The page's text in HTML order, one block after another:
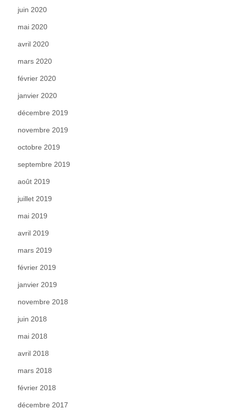
juin 2020
mai 2020
avril 2020
mars 2020
février 2020
janvier 2020
décembre 2019
novembre 2019
octobre 2019
septembre 2019
août 2019
juillet 2019
mai 2019
avril 2019
mars 2019
février 2019
janvier 2019
novembre 2018
juin 2018
mai 2018
avril 2018
mars 2018
février 2018
décembre 2017